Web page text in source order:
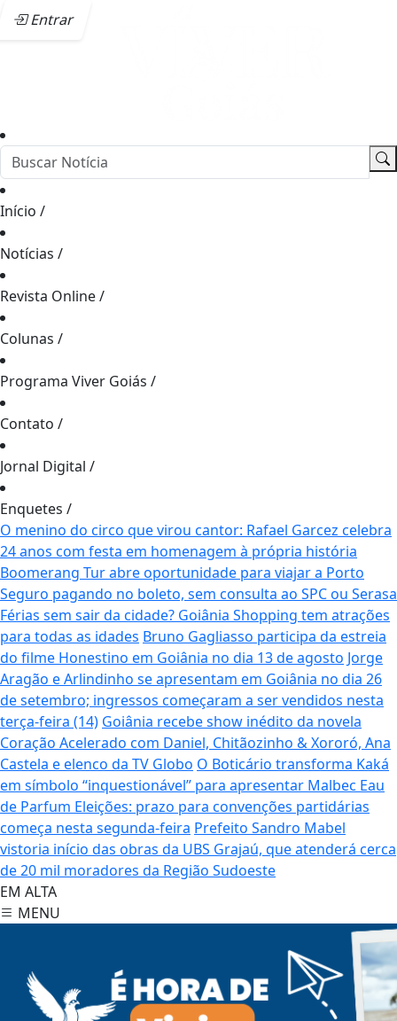
Entrar
Início /
Notícias /
Revista Online/
Colunas /
Programa Viver Goiás /
Contato /
Jornal Digital /
Enquetes /
O menino do circo que virou cantor: Rafael Garcez celebra
24 anos com festa em homenagem à própria história
Boomerang Tur abre oportunidade para viajar a Porto
Seguro pagando no boleto, sem consulta ao SPC ou Serasa
Férias sem sair da cidade? Goiânia Shopping tem atrações
para todas as idades Bruno Gagliasso participa da estreia
do filme Honestino em Goiânia no dia 13 de agosto Jorge
Aragão e Arlindinho se apresentam em Goiânia no dia 26
de setembro; ingressos começaram a ser vendidos nesta
terça-feira (14) Goiânia recebe show inédito da novela
Coração Acelerado com Daniel, Chitãozinho & Xororó, Ana
Castela e elenco da TV Globo O Boticário transforma Kaká
em símbolo “inquestionável” para apresentar Malbec Eau
de Parfum Eleições: prazo para convenções partidárias
começa nesta segunda-feira Prefeito Sandro Mabel
vistoria início das obras da UBS Grajaú, que atenderá cerca
de 20 mil moradores da Região Sudoeste
EM ALTA
MENU